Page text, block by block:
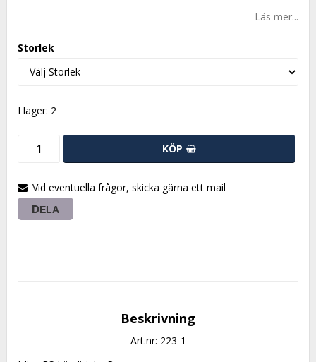
Läs mer...
Storlek
I lager: 2
KÖP
Vid eventuella frågor, skicka gärna ett mail
DELA
Beskrivning
Art.nr: 223-1